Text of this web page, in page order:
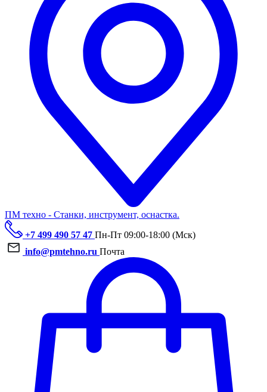
ПМ техно - Станки, инструмент, оснастка.
+7 499 490 57 47 Пн-Пт 09:00-18:00 (Мск)
info@pmtehno.ru Почта